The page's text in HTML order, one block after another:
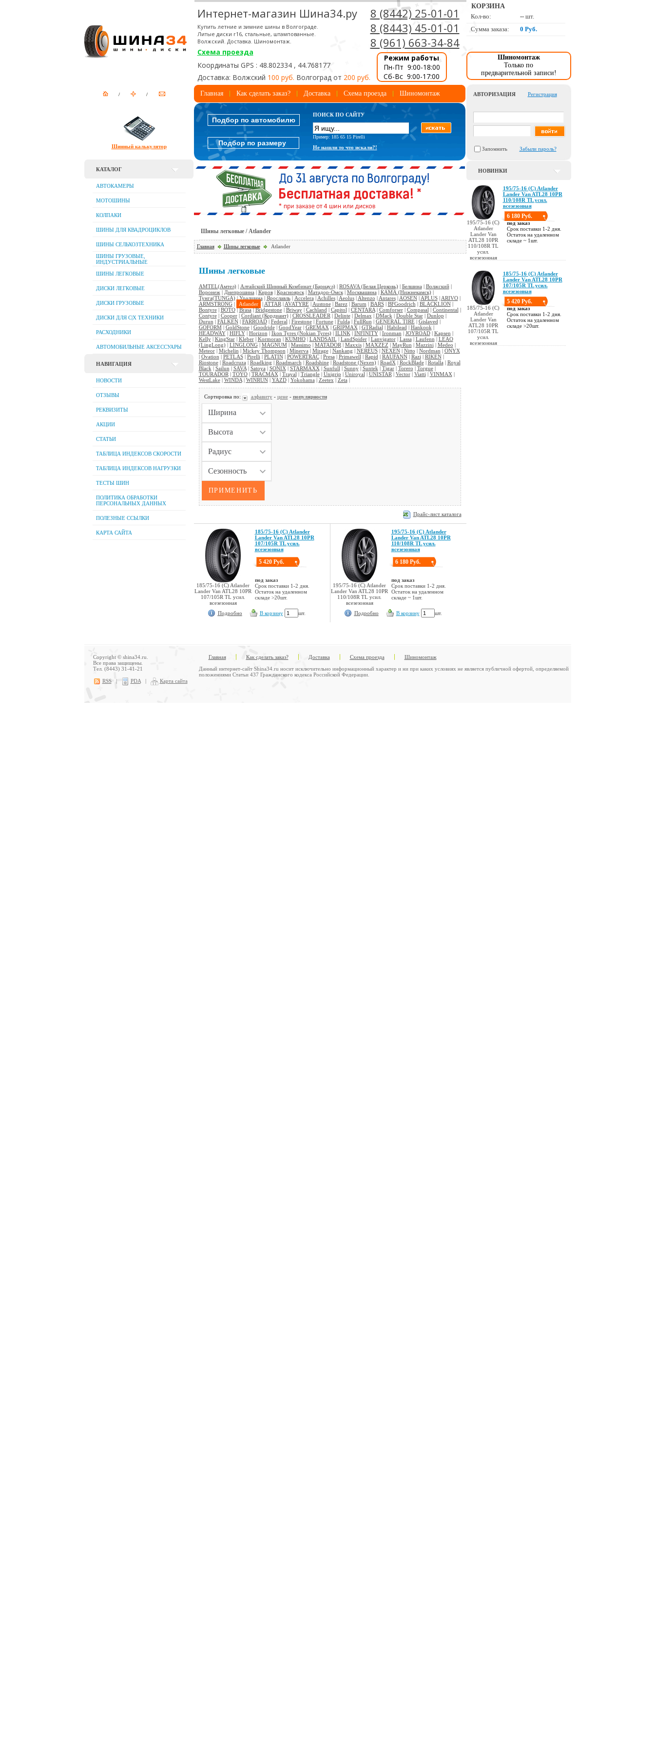
Интернет-магазин Шина34.ру
Купить летние и зимние шины в Волгограде.
Литые диски r16, стальные, штампованные.
Волжский. Доставка. Шиномонтаж.
Схема проезда
Координаты GPS : 48.802334 , 44.768177
Доставка: Волжский 100 руб. Волгоград от 200 руб.
8 (8442) 25-01-01
8 (8443) 45-01-01
8 (961) 663-34-84
Режим работы
Пн-Пт 9:00-18:00
Сб-Вс 9:00-17:00
КОРЗИНА
Кол-во:
--шт.
Сумма заказа:
0 Руб.
Шиномонтаж
Только по
предварительной записи!
Главная Как сделать заказ? Доставка Схема проезда Шиномонтаж
Шинный калькулятор
КАТАЛОГ
АВТОКАМЕРЫ
МОТОШИНЫ
КОЛПАКИ
ШИНЫ ДЛЯ КВАДРОЦИКЛОВ
ШИНЫ СЕЛЬХОЗТЕХНИКА
ШИНЫ ГРУЗОВЫЕ,
ИНДУСТРИАЛЬНЫЕ
ШИНЫ ЛЕГКОВЫЕ
ДИСКИ ЛЕГКОВЫЕ
ДИСКИ ГРУЗОВЫЕ
ДИСКИ ДЛЯ C|Х ТЕХНИКИ
РАСХОДНИКИ
АВТОМОБИЛЬНЫЕ АКСЕССУАРЫ
НАВИГАЦИЯ
НОВОСТИ
ОТЗЫВЫ
РЕКВИЗИТЫ
АКЦИИ
СТАТЬИ
ТАБЛИЦА ИНДЕКСОВ СКОРОСТИ
ТАБЛИЦА ИНДЕКСОВ НАГРУЗКИ
ТЕСТЫ ШИН
ПОЛИТИКА ОБРАБОТКИ
ПЕРСОНАЛЬНЫХ ДАННЫХ
ПОЛЕЗНЫЕ ССЫЛКИ
КАРТА САЙТА
ПОИСК ПО САЙТУ
Пример: 185 65 15 Pirelli
Не нашли то что искали?!
Подбор по автомобилю
Подбор по размеру
Шины легковые / Atlander
Главная Шины легковые Atlander
Шины легковые
AMTEL(Амтел)| Алтайский Шинный Комбинат (Барнаул)| ROSAVA (Белая Церковь)| Белшина | Волжский|
Воронеж| Днепрошина | Киров| Красноярск| Матадор-Омск| Москвашина | КАМА (Нижнекамск)|
Тунга(TUNGA)| Уралшина | Ярославль| Accelera | Achilles| Aeolus| Altenzo | Antares| AOSEN| APLUS| ARIVO|
ARMSTRONG| Atlander | ATTAR | AVATYRE| Austone| Barez| Barum | BARS| BFGoodrich | BLACKLION|
Bontyre| BOTO|Brasa|Bridgestone| Briway| Cachland | Capitol | CENTARA| Comforser| Compasal | Continental |
Contyre| Cooper| Cordiant (Кордиант)| CROSSLEADER | Delinte| Delmax | DMack | Double Star| Dunlop |
Durun | FALKEN| FARROAD| Federal | Firestone| Fortune| Fulda | FullRun | GENERAL TIRE| Gislaved |
GOFORM| GoldStone| Goodride| GoodYear| GREMAX | GRIPMAX | GTRadial | Habilead | Hankook |
HEADWAY| HIFLY| Horizon | Ikon Tyres (Nokian Tyres)| ILINK | INFINITY| Ironman | JOYROAD| Kapsen |
Kelly| KingStar| Kleber| Kormoran | KUMHO| LANDSAIL | LandSpider| Lanvigator| Lassa | Laufenn | LEAO
(LingLong)| LINGLONG| MAGNUM| Massimo | MATADOR | Maxxis| MAXZEZ | MayRun | Mazzini | Medeo |
Meteor| Michelin | Mickey Thompson | Minerva | Mirage| Nankang | NEREUS| NEXEN| Nitto | Nordman | ONYX
| Ovation | PETLAS| Pirelli | PLATIN| POWERTRAC| Presa | Primawell | Rapid | RAUFANN| Razi | RIKEN|
Riostone| Roadcruza | Roadking | Roadmarch | Roadshine| Roadstone (Nexen)| RoadX | RockBlade| Rotalla | Royal
Black | Sailun | SAVA| Satoya | SONIX | STARMAXX | Sunfull | Sunny| Suntek | Tigar| Torero | Torgue|
TOURADOR | TOYO| TRACMAX | Trayal | Triangle| Unigrip | Uniroyal | UNISTAR | Vector| Viatti | VINMAX |
WestLake| WINDA| WINRUN| YAZD| Yokohama | Zeetex | Zeta |
Сортировка по: алфавиту- цене- популярности
Прайс-лист каталога
185/75-16 (C) Atlander
Lander Van ATL28 10PR
107/105R TL усил.
всезезонная
185/75-16 (C) Atlander
Lander Van ATL28 10PR
107/105R TL усил.
всезезонная
5 420 Руб.
под заказ
Срок поставки 1-2 дня.
Остаток на удаленном
складе >20шт.
Подробно В корзину шт.
195/75-16 (C) Atlander
Lander Van ATL28 10PR
110/108R TL усил.
всезезонная
195/75-16 (C) Atlander
Lander Van ATL28 10PR
110/108R TL усил.
всезезонная
6 180 Руб.
под заказ
Срок поставки 1-2 дня.
Остаток на удаленном
складе ~ 1шт.
Подробно В корзину шт.
АВТОРИЗАЦИЯ Регистрация
Запомнить Забыли пароль?
НОВИНКИ
195/75-16 (C)
Atlander
Lander Van
ATL28 10PR
110/108R TL
усил.
всезезонная
195/75-16 (C) Atlander
Lander Van ATL28 10PR
110/108R TL усил.
всезезонная
6 180 Руб.
под заказ
Срок поставки 1-2 дня.
Остаток на удаленном
складе ~ 1шт.
185/75-16 (C)
Atlander
Lander Van
ATL28 10PR
107/105R TL
усил.
всезезонная
185/75-16 (C) Atlander
Lander Van ATL28 10PR
107/105R TL усил.
всезезонная
5 420 Руб.
под заказ
Срок поставки 1-2 дня.
Остаток на удаленном
складе >20шт.
Copyright © shina34.ru.
Все права защищены.
Тел. (8443) 31-41-21
RSS | PDA | Карта сайта
Главная Как сделать заказ? Доставка Схема проезда
Шиномонтаж
Данный интернет-сайт Shina34.ru носит исключительно информационный характер и ни при каких условиях не является публичной офертой, определяемой
положениями Статьи 437 Гражданского кодекса Российской Федерации.